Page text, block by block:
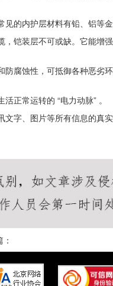
的内护层材料有铅、铝等
铠装层不可或缺。它能增
腐蚀性，可抵御各种恶劣
正常运转的 “电力动脉” 。
字、图片等所有信息的真